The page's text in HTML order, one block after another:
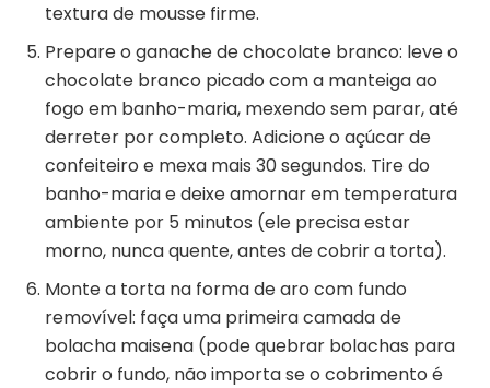
textura de mousse firme.
Prepare o ganache de chocolate branco: leve o
chocolate branco picado com a manteiga ao
fogo em banho-maria, mexendo sem parar, até
derreter por completo. Adicione o açúcar de
confeiteiro e mexa mais 30 segundos. Tire do
banho-maria e deixe amornar em temperatura
ambiente por 5 minutos (ele precisa estar
morno, nunca quente, antes de cobrir a torta).
Monte a torta na forma de aro com fundo
removível: faça uma primeira camada de
bolacha maisena (pode quebrar bolachas para
cobrir o fundo, não importa se o cobrimento é